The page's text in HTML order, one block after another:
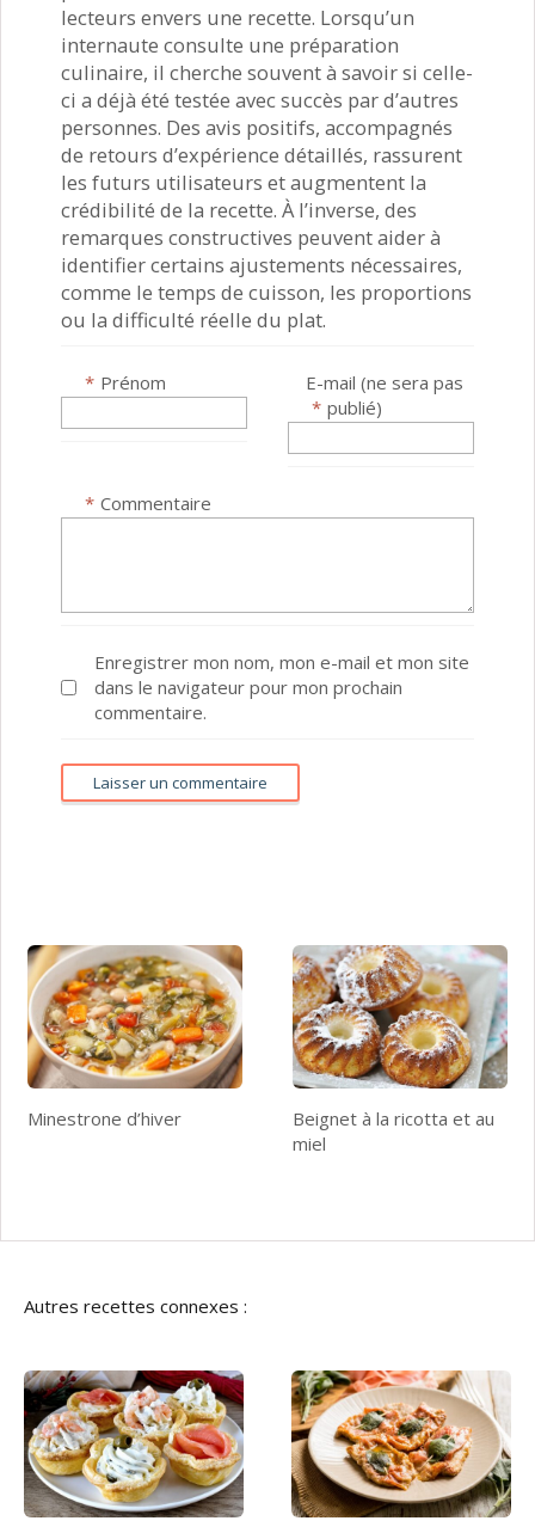
lecteurs envers une recette. Lorsqu’un
internaute consulte une préparation
culinaire, il cherche souvent à savoir si celle-
ci a déjà été testée avec succès par d’autres
personnes. Des avis positifs, accompagnés
de retours d’expérience détaillés, rassurent
les futurs utilisateurs et augmentent la
crédibilité de la recette. À l’inverse, des
remarques constructives peuvent aider à
identifier certains ajustements nécessaires,
comme le temps de cuisson, les proportions
ou la difficulté réelle du plat.
Commentaire
*
Prénom
*
E-mail (ne sera pas
publié)
*
Enregistrer mon nom, mon e-mail et mon site
dans le navigateur pour mon prochain
commentaire.
Minestrone d’hiver
Beignet à la ricotta et au
miel
Autres recettes connexes :